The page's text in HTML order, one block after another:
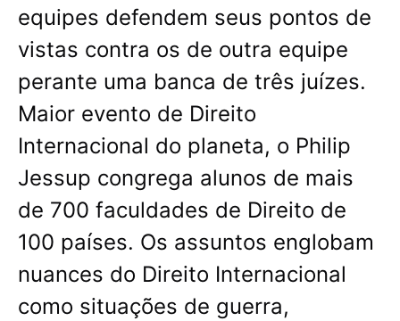
equipes defendem seus pontos de
vistas contra os de outra equipe
perante uma banca de três juízes.
Maior evento de Direito
Internacional do planeta, o Philip
Jessup congrega alunos de mais
de 700 faculdades de Direito de
100 países. Os assuntos englobam
nuances do Direito Internacional
como situações de guerra,